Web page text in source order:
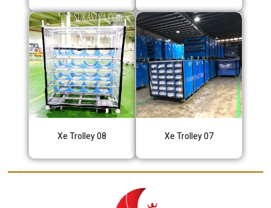
Xe Trolley 08 Xe Trolley 07